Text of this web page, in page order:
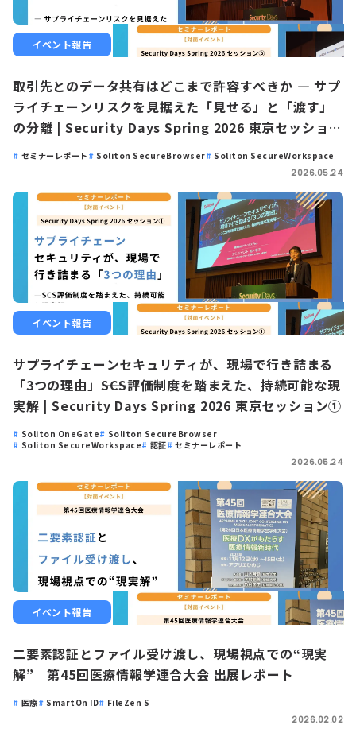
イベント報告
取引先とのデータ共有はどこまで許容すべきか ― サプ
ライチェーンリスクを見据えた「見せる」と「渡す」
の分離 | Security Days Spring 2026 東京セッション
③セミナーレポート Soliton SecureBrowser
Soliton SecureWorkspace
2026.05.24
イベント報告
サプライチェーンセキュリティが、現場で行き詰まる
「3つの理由」――SCS評価制度を踏まえた、持続可能な現
実解 | Security Days Spring 2026 東京セッション①
Soliton OneGate
Soliton SecureBrowser
Soliton SecureWorkspace
認証
セミナーレポート
2026.05.24
イベント報告
二要素認証とファイル受け渡し、現場視点での“現実
解”｜第45回医療情報学連合大会 出展レポート
医療 SmartOn ID
FileZen S
2026.02.02